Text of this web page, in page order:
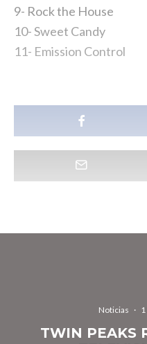
9- Rock the House
10- Sweet Candy
11- Emission Control
Noticias ·
TWIN PEAKS